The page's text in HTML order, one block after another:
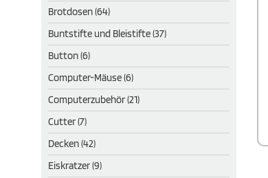
Brotdosen (64)
Buntstifte und Bleistifte (37)
Button (6)
Computer-Mäuse (6)
Computerzubehör (21)
Cutter (7)
Decken (42)
Eiskratzer (9)